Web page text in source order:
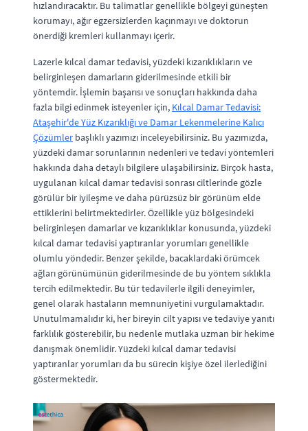
hızlandıracaktır. Bu talimatlar genellikle bölgeyi güneşten
korumayı, ağır egzersizlerden kaçınmayı ve doktorun
önerdiği kremleri kullanmayı içerir.
Lazerle kılcal damar tedavisi, yüzdeki kızarıklıkların ve
belirginleşen damarların giderilmesinde etkili bir
yöntemdir. İşlemin başarısı ve sonuçları hakkında daha
fazla bilgi edinmek isteyenler için, Kılcal Damar Tedavisi:
Ataşehir'de Yüz Kızarıklığı ve Damar Lekenmelerine Kalıcı
Çözümler başlıklı yazımızı inceleyebilirsiniz. Bu yazımızda,
yüzdeki damar sorunlarının nedenleri ve tedavi yöntemleri
hakkında daha detaylı bilgilere ulaşabilirsiniz. Birçok hasta,
uygulanan kılcal damar tedavisi sonrası ciltlerinde gözle
görülür bir iyileşme ve daha pürüzsüz bir görünüm elde
ettiklerini belirtmektedirler. Özellikle yüz bölgesindeki
belirginleşen damarlar ve kızarıklıklar konusunda, yüzdeki
kılcal damar tedavisi yaptıranlar yorumları genellikle
olumlu yöndedir. Benzer şekilde, bacaklardaki örümcek
ağları görünümünün giderilmesinde de bu yöntem sıklıkla
tercih edilmektedir. Bu tür tedavilerle ilgili deneyimler,
genel olarak hastaların memnuniyetini vurgulamaktadır.
Unutulmamalıdır ki, her bireyin cilt yapısı ve tedaviye yanıtı
farklılık gösterebilir, bu nedenle mutlaka uzman bir hekime
danışmak önemlidir. Yüzdeki kılcal damar tedavisi
yaptıranlar yorumları da bu sürecin kişiye özel ilerlediğini
göstermektedir.